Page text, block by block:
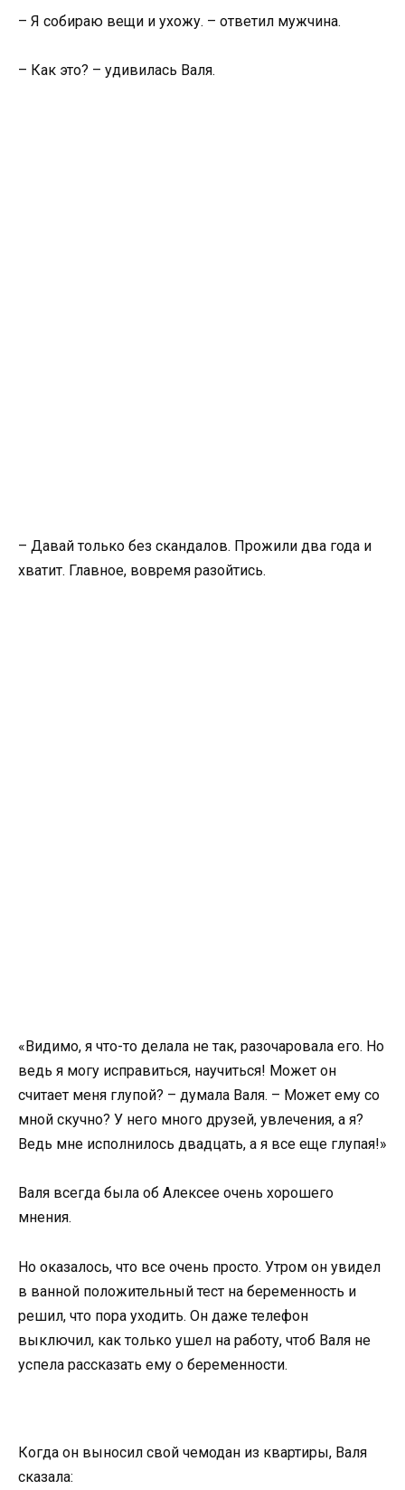
– Я собираю вещи и ухожу. – ответил мужчина.
– Как это? – удивилась Валя.
– Давай только без скандалов. Прожили два года и
хватит. Главное, вовремя разойтись.
«Видимо, я что-то делала не так, разочаровала его. Но
ведь я могу исправиться, научиться! Может он
считает меня глупой? – думала Валя. – Может ему со
мной скучно? У него много друзей, увлечения, а я?
Ведь мне исполнилось двадцать, а я все еще глупая!»
Валя всегда была об Алексее очень хорошего
мнения.
Но оказалось, что все очень просто. Утром он увидел
в ванной положительный тест на беременность и
решил, что пора уходить. Он даже телефон
выключил, как только ушел на работу, чтоб Валя не
успела рассказать ему о беременности.
Когда он выносил свой чемодан из квартиры, Валя
сказала: